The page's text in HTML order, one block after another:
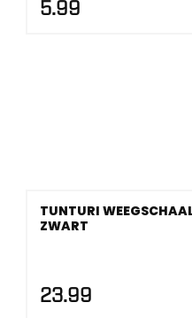
5.99
TUNTURI
ZWART
23.99